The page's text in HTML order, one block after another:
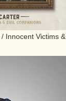
Innocent Victims